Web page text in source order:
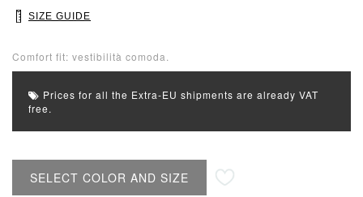
SIZE GUIDE
Comfort fit: vestibilità comoda.
Prices for all the Extra-EU shipments are already VAT
free.
SELECT COLOR AND SIZE